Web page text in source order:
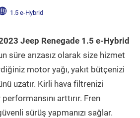
1.5 e-Hybrid
Jeep Renegade 1.5 e-Hybrid
süre arızasız olarak size hizmet
motor yağı, yakıt bütçenizi
uzatır. Kirli hava filtrenizi
arttırır. Fren
sürüş yapmanızı sağlar.